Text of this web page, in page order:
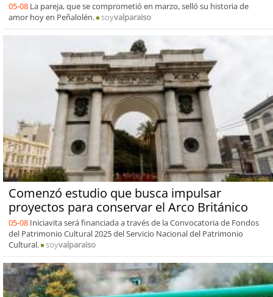
05-08 La pareja, que se comprometió en marzo, selló su historia de
amor hoy en Peñalolén.
soyvalparaiso
Comenzó estudio que busca impulsar
proyectos para conservar el Arco Británico
05-08 Iniciavita será financiada a través de la Convocatoria de Fondos
del Patrimonio Cultural 2025 del Servicio Nacional del Patrimonio
Cultural.
soyvalparaiso